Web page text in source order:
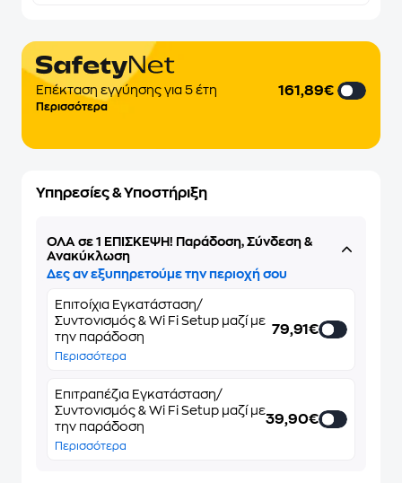
Eπέκταση εγγύησης για 5 έτη
Περισσότερα
161,89€
Υπηρεσίες & Υποστήριξη
ΌΛΑ σε 1 ΕΠΙΣΚΕΨΗ! Παράδοση, Σύνδεση &
Ανακύκλωση
Δες αν εξυπηρετούμε την περιοχή σου
Επιτοίχια Εγκατάσταση/
Συντονισμός & Wi Fi Setup μαζί με
την παράδοση
Περισσότερα
79,91€
Επιτραπέζια Εγκατάσταση/
Συντονισμός & Wi Fi Setup μαζί με
την παράδοση
Περισσότερα
39,90€